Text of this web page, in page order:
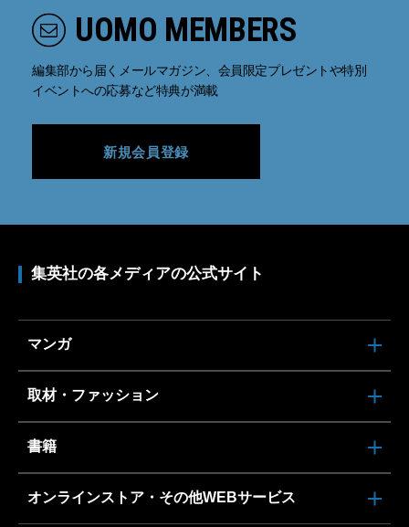
UOMO MEMBERS
編集部から届くメールマガジン、会員限定プレゼントや特別
イベントへの応募など特典が満載
新規会員登録
集英社の各メディアの公式サイト
マンガ
取材・ファッション
書籍
オンラインストア・その他WEBサービス